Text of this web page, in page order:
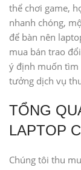
thể chơi game,
nhanh chóng,
để bàn nên
mua bán trao
ý định muốn tìm
tưởng dịch vụ
TỔNG
LAPTOP
Chúng tôi thu